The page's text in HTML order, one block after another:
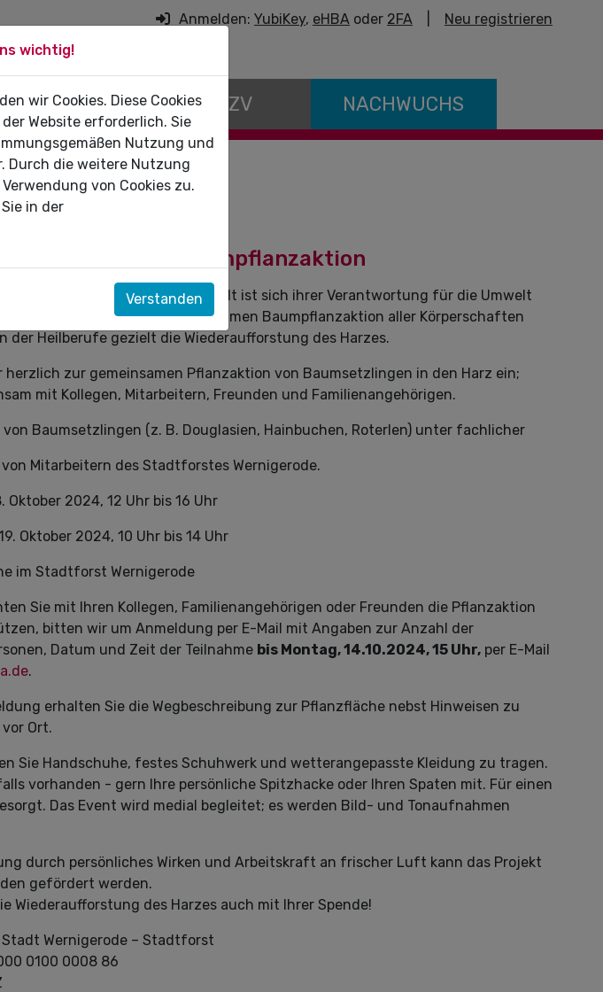
Anmelden: YubiKey, eHBA oder 2FA Neu registrieren
DIE KZV NACHWUCHS
gemeinsamen Baumpflanzaktion
Vereinigung Sachsen-Anhalt ist sich ihrer Verantwortung für die Umwelt
deshalb bei einer gemeinsamen Baumpflanzaktion aller Körperschaften
der Heilberufe gezielt die Wiederaufforstung des Harzes.
herzlich zur gemeinsamen Pflanzaktion von Baumsetzlingen in den Harz ein;
mit Kollegen, Mitarbeitern, Freunden und Familienangehörigen.
Baumsetzlingen (z. B. Douglasien, Hainbuchen, Roterlen) unter fachlicher
des Stadtforstes Wernigerode.
Oktober 2024, 12 Uhr bis 16 Uhr
2024, 10 Uhr bis 14 Uhr
im Stadtforst Wernigerode
Sie mit Ihren Kollegen, Familienangehörigen oder Freunden die Pflanzaktion
bitten wir um Anmeldung per E-Mail mit Angaben zur Anzahl der
Datum und Zeit der Teilnahme bis Montag, 14.10.2024, 15 Uhr, per E-Mail
.
erhalten Sie die Wegbeschreibung zur Pflanzfläche nebst Hinweisen zu
Ort.
Sie Handschuhe, festes Schuhwerk und wetterangepasste Kleidung zu tragen.
vorhanden - gern Ihre persönliche Spitzhacke oder Ihren Spaten mit. Für einen
Das Event wird medial begleitet; es werden Bild- und Tonaufnahmen
durch persönliches Wirken und Arbeitskraft an frischer Luft kann das Projekt
gefördert werden.
Wiederaufforstung des Harzes auch mit Ihrer Spende!
Wernigerode – Stadtforst
0100 0008 86
wichtig!
wir Cookies. Diese Cookies
Website erforderlich. Sie
Nutzung und
Durch die weitere Nutzung
von Cookies zu.
in der
Verstanden